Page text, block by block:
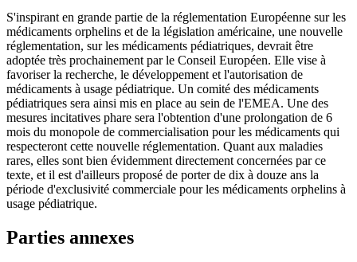
S'inspirant en grande partie de la réglementation Européenne sur les
médicaments orphelins et de la législation américaine, une nouvelle
réglementation, sur les médicaments pédiatriques, devrait être
adoptée très prochainement par le Conseil Européen. Elle vise à
favoriser la recherche, le développement et l'autorisation de
médicaments à usage pédiatrique. Un comité des médicaments
pédiatriques sera ainsi mis en place au sein de l'EMEA. Une des
mesures incitatives phare sera l'obtention d'une prolongation de 6
mois du monopole de commercialisation pour les médicaments qui
respecteront cette nouvelle réglementation. Quant aux maladies
rares, elles sont bien évidemment directement concernées par ce
texte, et il est d'ailleurs proposé de porter de dix à douze ans la
période d'exclusivité commerciale pour les médicaments orphelins à
usage pédiatrique.
Parties annexes